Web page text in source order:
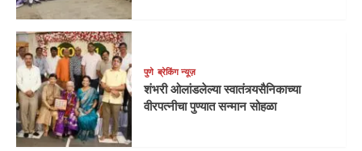
पुणे ब्रेकिंग न्यूज़
शंभरी ओलांडलेल्या स्वातंत्र्यसैनिकाच्या
वीरपत्नीचा पुण्यात सन्मान सोहळा